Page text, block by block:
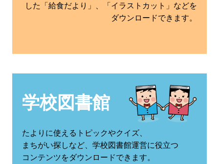
した「給食だより」、「イラストカット」などを
ダウンロードできます。
学校図書館
たよりに使えるトピックやクイズ、
まちがい探しなど、学校図書館運営に役立つ
コンテンツをダウンロードできます。